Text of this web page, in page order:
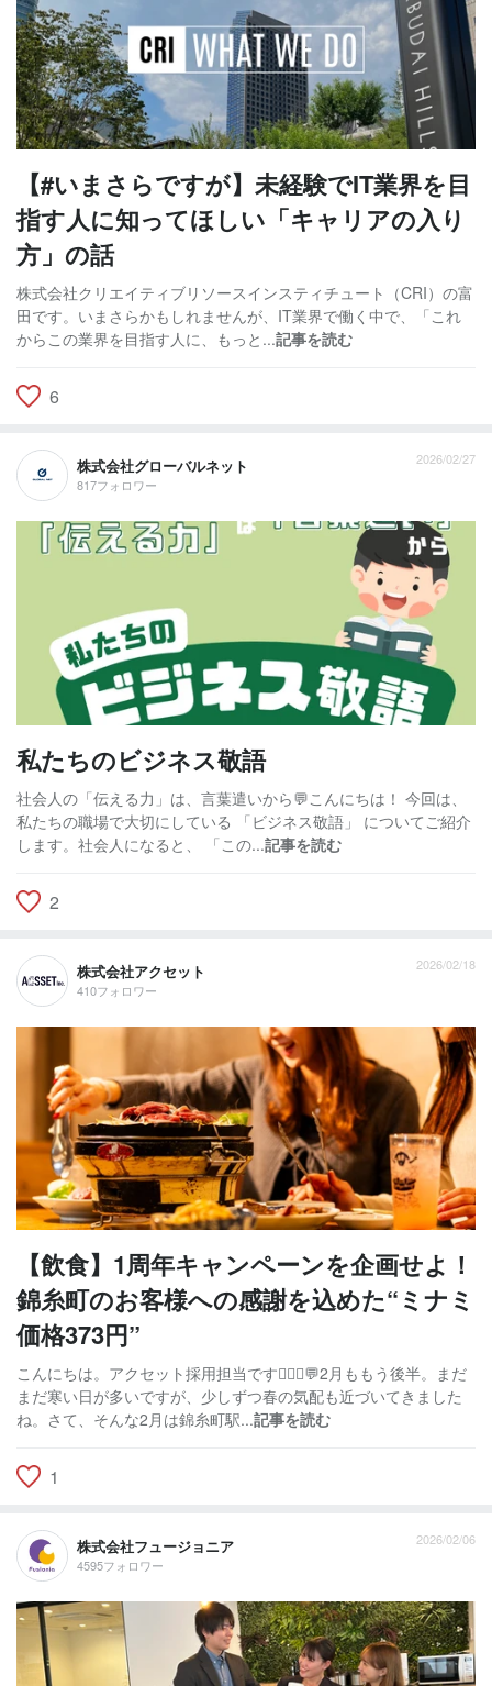
【#いまさらですが】未経験でIT業界を目
指す人に知ってほしい「キャリアの入り
方」の話
株式会社クリエイティブリソースインスティチュート（CRI）の富
田です。いまさらかもしれませんが、IT業界で働く中で、「これ
からこの業界を目指す人に、もっと...記事を読む
6
株式会社グローバルネット
817フォロワー
2026/02/27
私たちのビジネス敬語
社会人の「伝える力」は、言葉遣いから💬こんにちは！ 今回は、
私たちの職場で大切にしている 「ビジネス敬語」 についてご紹介
します。社会人になると、 「この...記事を読む
2
株式会社アクセット
410フォロワー
2026/02/18
【飲食】1周年キャンペーンを企画せよ！
錦糸町のお客様への感謝を込めた“ミナミ
価格373円”
こんにちは。アクセット採用担当です🙋🏻‍♀️💬2月ももう後半。まだ
まだ寒い日が多いですが、少しずつ春の気配も近づいてきました
ね。さて、そんな2月は錦糸町駅...記事を読む
1
株式会社フュージョニア
4595フォロワー
2026/02/06